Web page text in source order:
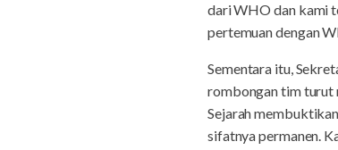
dari WHO dan kami
pertemuan dengan
Sementara itu,
rombongan tim turut
Sejarah
sifatnya permanen.